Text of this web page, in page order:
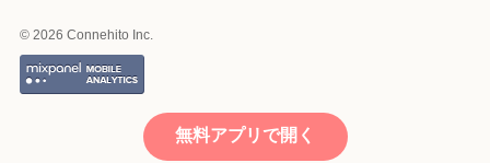
© 2026 Connehito Inc.
無料アプリで開く